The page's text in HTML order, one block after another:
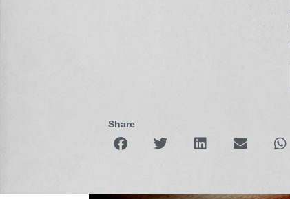
Share